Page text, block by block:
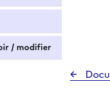
/ modifier